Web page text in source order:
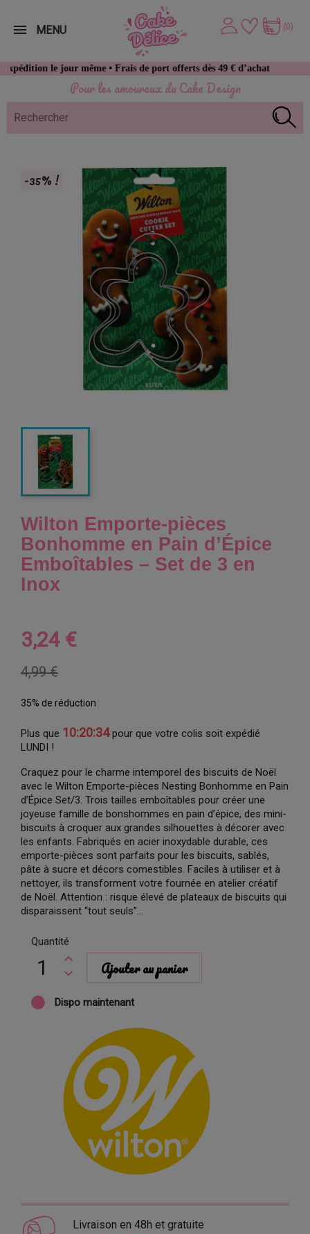
Pour les amoureux du Cake Design
jour même • Frais de port offerts dès 49 € d’achat
(0)
MENU
-35% !
Wilton Emporte-pièces
Bonhomme en Pain d’Épice
Emboîtables – Set de 3 en
Inox
3,24 €
4,99 €
35% de réduction
Plus que 10:20:33pour que votre colis soit expédié
LUNDI !
Craquez pour le charme intemporel des biscuits de Noël
avec le Wilton Emporte-pièces Nesting Bonhomme en Pain
d’Épice Set/3. Trois tailles emboîtables pour créer une
joyeuse famille de bonshommes en pain d’épice, des mini-
biscuits à croquer aux grandes silhouettes à décorer avec
les enfants. Fabriqués en acier inoxydable durable, ces
emporte-pièces sont parfaits pour les biscuits, sablés,
pâte à sucre et décors comestibles. Faciles à utiliser et à
nettoyer, ils transforment votre fournée en atelier créatif
de Noël. Attention : risque élevé de plateaux de biscuits qui
disparaissent “tout seuls”…
Quantité
Ajouter au panier
Dispo maintenant
Livraison en 48h et gratuite